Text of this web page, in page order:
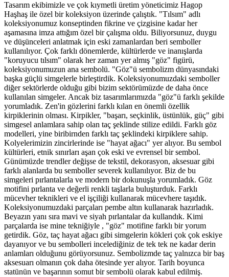
Tasarım ekibimizle ve çok kıymetli üretim yöneticimiz Hagop
Haşhaş ile özel bir koleksiyon üzerinde çalıştık. "Tılsım" adlı
koleksiyonumuz konseptinden fikrine ve çizgisine kadar her
aşamasına imza attığım özel bir çalışma oldu. Biliyorsunuz, duygu
ve düşünceleri anlatmak için eski zamanlardan beri semboller
kullanılıyor. Çok farklı dönemlerde, kültürlerde ve inanışlarda
"koruyucu tılsım" olarak her zaman yer almış "göz" figürü,
koleksiyonumuzun ana sembolü. "Göz"ü sembolizm dünyasındaki
başka güçlü simgelerle birleştirdik. Koleksiyonumuzdaki semboller
diğer sektörlerde olduğu gibi bizim sektörümüzde de daha önce
kullanılan simgeler. Ancak biz tasarımlarımızda "göz"ü farklı şekilde
yorumladık. Zen'in gözlerini farklı kılan en önemli özellik
kirpiklerinin olması. Kirpikler, "başarı, seçkinlik, üstünlük, güç" gibi
simgesel anlamlara sahip olan taç şeklinde stilize edildi. Farklı göz
modelleri, yine biribirnden farklı taç şeklindeki kirpiklere sahip.
Kolyelerimizin zincirlerinde ise "hayat ağacı" yer alıyor. Bu sembol
kültürleri, etnik sınırları aşan çok eski ve evrensel bir sembol.
Günümüzde trendler değişse de tekstil, dekorasyon, aksesuar gibi
farklı alanlarda bu semboller severek kullanılıyor. Biz de bu
simgeleri pırlantalarla ve modern bir dokunuşla yorumladık. Göz
motifini pırlanta ve değerli renkli taşlarla buluşturduk. Farklı
mücevher teknikleri ve el işçiliği kullanarak mücevhere taşıdık.
Koleksiyonumuzdaki parçaları pembe altın kullanarak hazırladık.
Beyazın yanı sıra mavi ve siyah pırlantalar da kullandık. Kimi
parçalarda ise mine tekniğiyle , "göz" motifine farklı bir yorum
getirdik. Göz, taç hayat ağacı gibi simgelerin kökleri çok çok eskiye
dayanıyor ve bu sembolleri incelediğiniz de tek tek ne kadar derin
anlamları olduğunu görüyorsunuz. Sembolizmde taç yalnızca bir baş
aksesuarı olmanın çok daha ötesinde yer alıyor. Tarih boyunca
statünün ve başarının somut bir sembolü olarak kabul edilmiş.